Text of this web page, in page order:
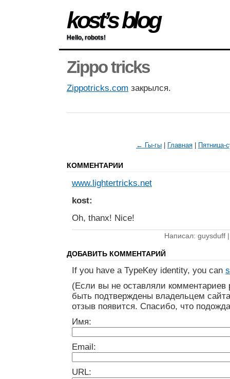
kost’s blog
Hello, robots!
Zippo tricks
Zippotricks.com закрылся.
← Гы-гы Главная Пятница-
КОММЕНТАРИИ
www.lightertricks.net
kost:
Oh, thanx! Nice!
Написал: guysduff
ДОБАВИТЬ КОММЕНТАРИЙ
If you have a TypeKey identity, you can
(Если вы не оставляли
быть подтверждены владельцем
отзыв появится. Спасибо, что
Имя:
Email:
URL: